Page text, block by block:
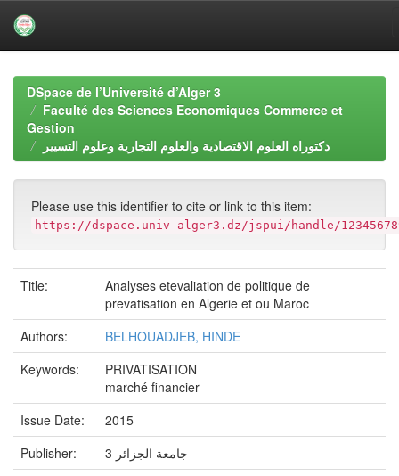
navigationDSpace de l’Université d’Alger 3
Faculté des Sciences Economiques Commerce et
Gestion
دكتوراه العلوم الاقتصادية والعلوم التجارية وعلوم التسيير
Please use this identifier to cite or link to this item:
https://dspace.univ-alger3.dz/jspui/handle/
Title:
Analyses etevaliation de politique de
prevatisation en Algerie et ou Maroc
Authors:
BELHOUADJEB, HINDE
Keywords:
PRIVATISATION
marché financier
Issue Date:
2015
Publisher:
جامعة الجزائر 3